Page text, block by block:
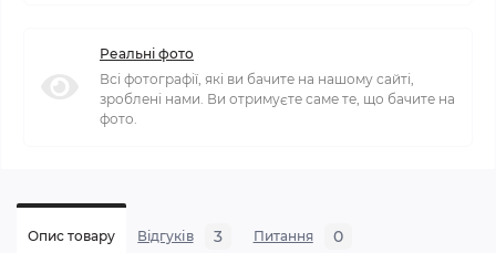
Реальні фото
Всі фотографії, які ви бачите на нашому сайті,
зроблені нами. Ви отримуєте саме те, що бачите на
фото.
Опис товару Відгуків 3 Питання 0